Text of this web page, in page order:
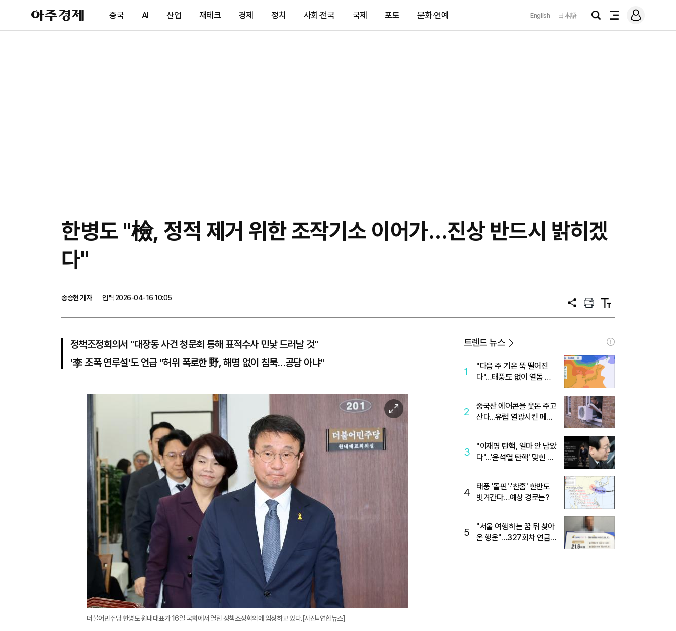
아
주
제
중국 AI 산업 재테크 경제 정치 사회·전국 국제 포토 문화·연예 English 日本語
검
전
메
그
한병도 "檢, 정적 제거 위한 조작기소 이어가…진상 반드시 밝히겠
다"
송승현 기자
입력 2026-04-16 10:05
공
프
트
텍
트
정책조정회의서 "대장동 사건 청문회 통해 표적수사 민낯 드러날 것"
'李 조폭 연루설'도 언급 "허위 폭로한 野, 해명 없이 침묵…공당 아냐"
이
미
지
확
더불어민주당 한병도 원내대표가 16일 국회에서 열린 정책조정회의에 입장하고 있다.[사진=연합뉴스]
트렌드 뉴스
1
"다음 주 기온 뚝 떨어진
다"…태풍도 없이 열돔 박
2
중국산 에어콘을 웃돈 주고
산다...유럽 열광시킨 메이
3
"이재명 탄핵, 얼마 안 남았
다"...'윤석열 탄핵' 맞힌 무
4
태풍 '돌핀'·'찬홈' 한반도
빗겨간다…예상 경로는?
5
"서울 여행하는 꿈 뒤 찾아
온 행운"…327회차 연금